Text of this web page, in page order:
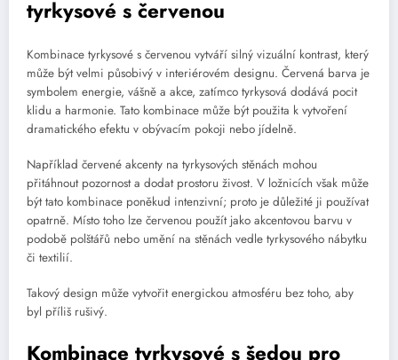
tyrkysové s červenou
Kombinace tyrkysové s červenou vytváří silný vizuální kontrast, který
může být velmi působivý v interiérovém designu. Červená barva je
symbolem energie, vášně a akce, zatímco tyrkysová dodává pocit
klidu a harmonie. Tato kombinace může být použita k vytvoření
dramatického efektu v obývacím pokoji nebo jídelně.
Například červené akcenty na tyrkysových stěnách mohou
přitáhnout pozornost a dodat prostoru živost. V ložnicích však může
být tato kombinace poněkud intenzivní; proto je důležité ji používat
opatrně. Místo toho lze červenou použít jako akcentovou barvu v
podobě polštářů nebo umění na stěnách vedle tyrkysového nábytku
či textilií.
Takový design může vytvořit energickou atmosféru bez toho, aby
byl příliš rušivý.
Kombinace tyrkysové s šedou pro